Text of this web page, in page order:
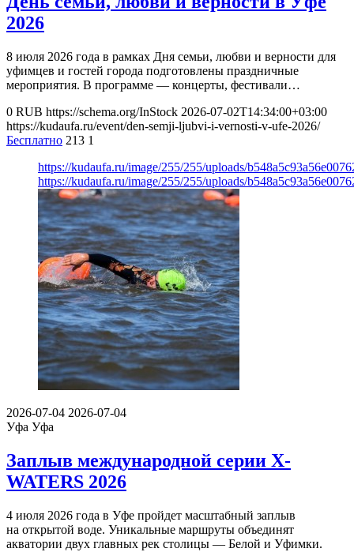
2026
8 июля 2026 года в рамках Дня семьи, любви и верности для
уфимцев и гостей города подготовлены праздничные
мероприятия. В программе — концерты, фестивали…
0 RUB https://schema.org/InStock 2026-07-02T14:34:00+03:00
https://kudaufa.ru/event/den-semji-ljubvi-i-vernosti-v-ufe-2026/
Бесплатно 213 1
https://kudaufa.ru/image/255/255/uploads/
https://kudaufa.ru/image/255/255/uploads/
2026-07-04 2026-07-04
Уфа Уфа
Заплыв международной серии X-
WATERS 2026
4 июля 2026 года в Уфе пройдет масштабный заплыв
на открытой воде. Уникальные маршруты объединят
акватории двух главных рек столицы — Белой и Уфимки.